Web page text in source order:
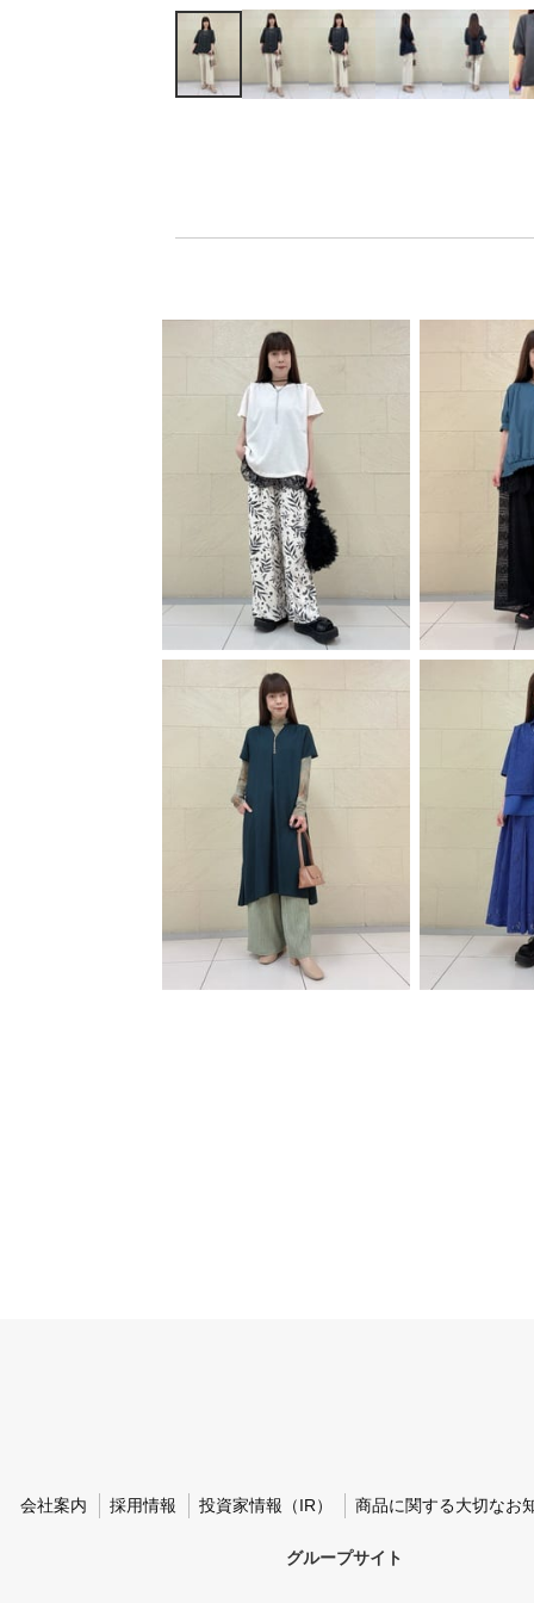
会社案内 採用情報 投資家情報（IR） 商品に関する大切なお
グループサイト